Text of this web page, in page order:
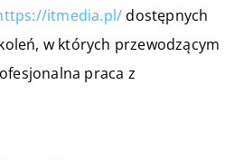
itmedia.pl/dostępnych
w których przewodzącym
praca z